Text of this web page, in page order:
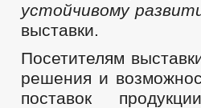
устойчивому
выставки.
Посетителям
решения и
поставок